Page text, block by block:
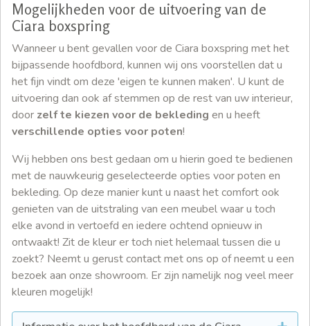
Mogelijkheden voor de uitvoering van de
Ciara boxspring
Wanneer u bent gevallen voor de Ciara boxspring met het
bijpassende hoofdbord, kunnen wij ons voorstellen dat u
het fijn vindt om deze 'eigen te kunnen maken'. U kunt de
uitvoering dan ook af stemmen op de rest van uw interieur,
door zelf te kiezen voor de bekleding en u heeft
verschillende opties voor poten!
Wij hebben ons best gedaan om u hierin goed te bedienen
met de nauwkeurig geselecteerde opties voor poten en
bekleding. Op deze manier kunt u naast het comfort ook
genieten van de uitstraling van een meubel waar u toch
elke avond in vertoefd en iedere ochtend opnieuw in
ontwaakt! Zit de kleur er toch niet helemaal tussen die u
zoekt? Neemt u gerust contact met ons op of neemt u een
bezoek aan onze showroom. Er zijn namelijk nog veel meer
kleuren mogelijk!